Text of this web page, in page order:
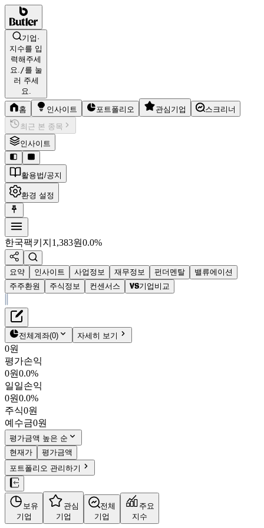
기업·
지수를 입
력해주세
요./를 눌
러 주세
요.
홈 인사이트 포트폴리오 관심기업
스크리너
최근 본 종목
인사이트
활용법/공지
환경 설정
한국팩키지 1,383원0.0%
요약 인사이트 사업정보 재무정보 펀더멘탈
밸류에이션
주주환원
주식정보 컨센서스 기업비교
한국팩키지
1,383원 0.0
037230
KOSDAQ
시가총액
PBR0.37
PER7.73
fPER -
배당수익률3.62%
자사주비율-
결산월12월
4분기누적
10년
재무정보
펀더멘탈
밸류에이션
주주환원
컨센서스
주식정보
전체계좌(0) 자세히 보기
0원
평가손익
0원0.0%
일일손익
0원0.0%
주식0원
예수금0원
평가금액 높은 순
현재가
평가금액
포트폴리오 관리하기
보유
기업
관심
기업
전체
기업
주요
지수